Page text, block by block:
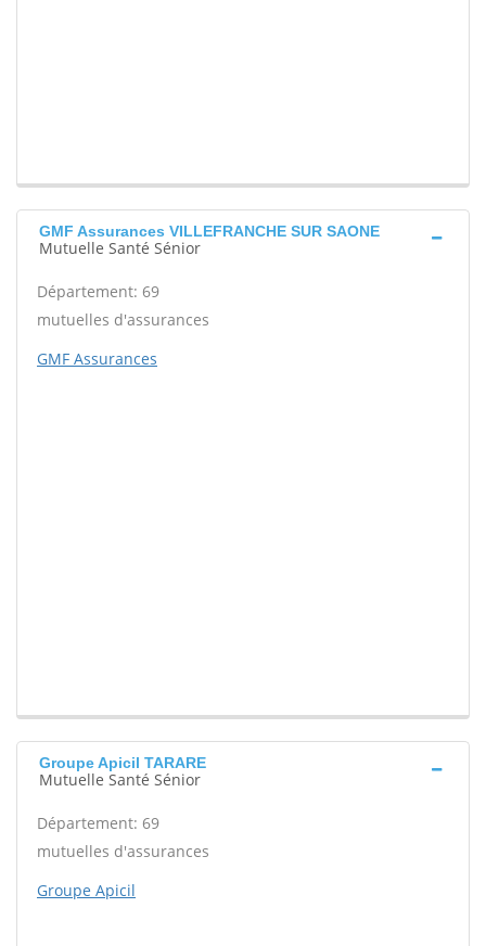
GMF Assurances VILLEFRANCHE SUR SAONE
Mutuelle Santé Sénior
Département: 69
mutuelles d'assurances
GMF Assurances
Groupe Apicil TARARE
Mutuelle Santé Sénior
Département: 69
mutuelles d'assurances
Groupe Apicil